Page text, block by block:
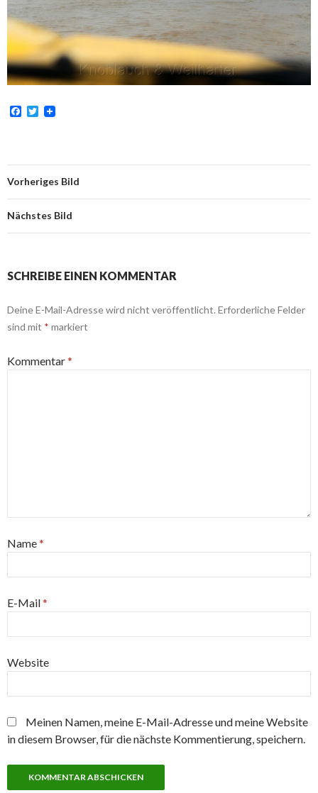
F
o
o
T
e
r
Vorheriges Bild
Nächstes Bild
SCHREIBE EINEN KOMMENTAR
Deine E-Mail-Adresse wird nicht veröffentlicht. Erforderliche Felder
sind mit * markiert
Kommentar*
Name*
E-Mail*
Website
Meinen Namen, meine E-Mail-Adresse und meine Website
in diesem Browser, für die nächste Kommentierung, speichern.